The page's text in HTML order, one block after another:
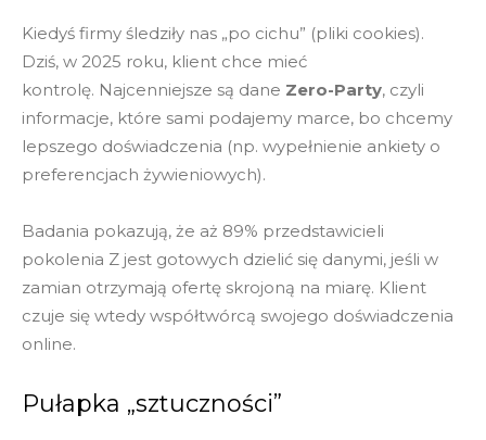
Kiedyś firmy śledziły nas „po cichu” (pliki cookies).
Dziś, w 2025 roku, klient chce mieć
kontrolę. Najcenniejsze są dane Zero-Party, czyli
informacje, które sami podajemy marce, bo chcemy
lepszego doświadczenia (np. wypełnienie ankiety o
preferencjach żywieniowych).
Badania pokazują, że aż 89% przedstawicieli
pokolenia Z jest gotowych dzielić się danymi, jeśli w
zamian otrzymają ofertę skrojoną na miarę. Klient
czuje się wtedy współtwórcą swojego doświadczenia
online.
Pułapka „sztuczności”